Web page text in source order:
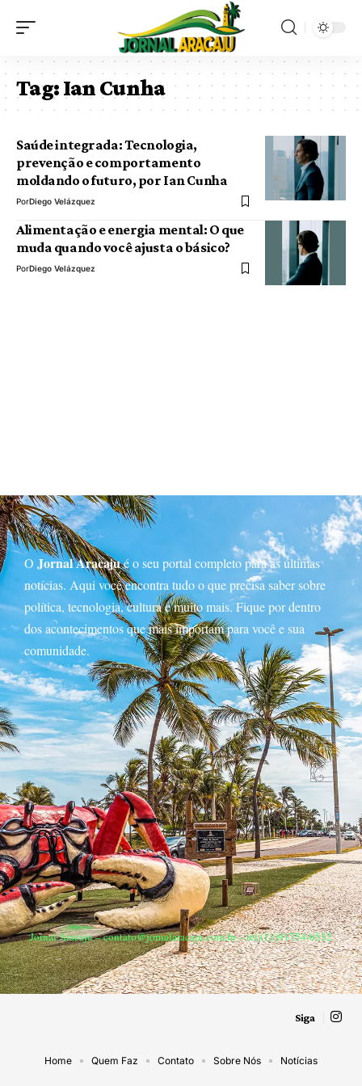
Tag:Ian Cunha
Saúde integrada: Tecnologia,
prevenção e comportamento
moldando o futuro, por Ian Cunha
PorDiego Velázquez
Alimentação e energia mental: O que
muda quando você ajusta o básico?
PorDiego Velázquez
O Jornal Aracajué o seu portal completo para as últimas
notícias. Aqui você encontra tudo o que precisa saber sobre
política, tecnologia, cultura e muito mais. Fique por dentro
dos acontecimentos que mais importam para você e sua
comunidade.
Jornal Aracaju –contato@jornalaracaju.com.br– tel.(11)91754-6532
Siga
Home Quem Faz Contato Sobre Nós Notícias